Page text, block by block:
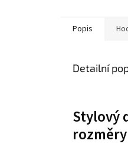
Popis
Detailní
Stylový
rozměry